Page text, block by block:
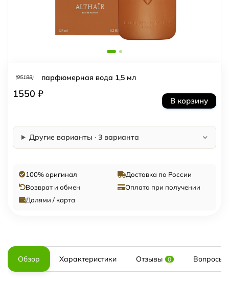
(95188) парфюмерная вода 1,5 мл
1550 ₽
В корзину
Другие варианты · 3 варианта
100% оригинал
Доставка по России
Возврат и обмен
Оплата при получении
Долями / карта
Обзор Характеристики Отзывы 0 Вопросы